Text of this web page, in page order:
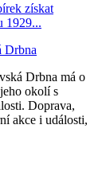
získat
1929...
Drbna
Drbna má o
okolí s
Doprava,
akce i události,